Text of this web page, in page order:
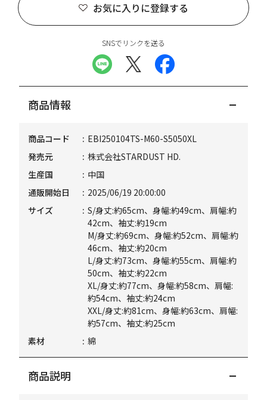
お気に入りに登録する
SNSでリンクを送る
商品情報
商品コード
EBI250104TS-M60-S5050XL
発売元
株式会社STARDUST HD.
生産国
中国
通販開始日
2025/06/19 20:00:00
サイズ
S/身丈:約65cm、身幅:約49cm、肩幅:約
42cm、袖丈:約19cm
M/身丈:約69cm、身幅:約52cm、肩幅:約
46cm、袖丈:約20cm
L/身丈:約73cm、身幅:約55cm、肩幅:約
50cm、袖丈:約22cm
XL/身丈:約77cm、身幅:約58cm、肩幅:
約54cm、袖丈:約24cm
XXL/身丈:約81cm、身幅:約63cm、肩幅:
約57cm、袖丈:約25cm
素材
綿
商品説明